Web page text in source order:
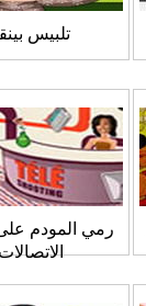
تلبيس
رمي المودم